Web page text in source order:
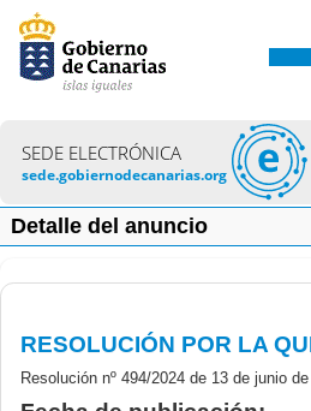
SEDE ELECTRÓNICA
sede.gobiernodecanarias.org
Detalle del anuncio